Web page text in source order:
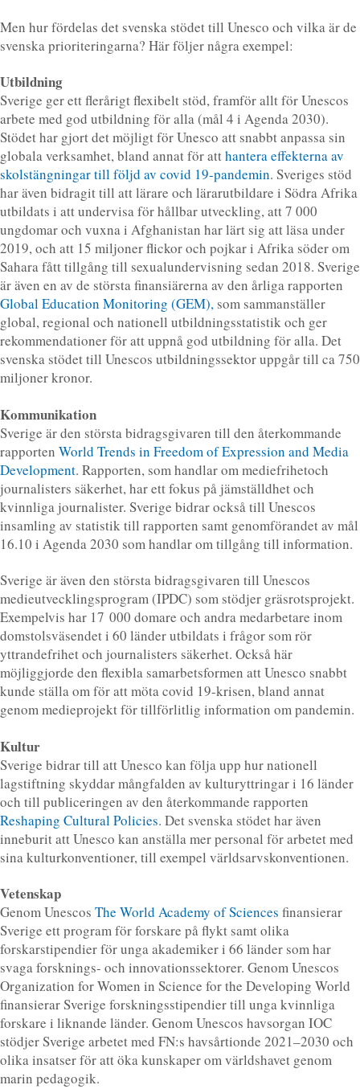
Men hur fördelas det svenska stödet till Unesco och vilka är de
svenska prioriteringarna? Här följer några exempel:
Utbildning
Sverige ger ett flerårigt flexibelt stöd, framför allt för Unescos
arbete med god utbildning för alla (mål 4 i Agenda 2030).
Stödet har gjort det möjligt för Unesco att snabbt anpassa sin
globala verksamhet, bland annat för atthantera effekterna av
skolstängningar till följd av covid 19-pandemin. Sveriges stöd
har även bidragit till att lärare och lärarutbildare i Södra Afrika
utbildats i att undervisa för hållbar utveckling, att 7 000
ungdomar och vuxna i Afghanistan har lärt sig att läsa under
2019, och att 15 miljoner flickor och pojkar i Afrika söder om
Sahara fått tillgång till sexualundervisning sedan 2018. Sverige
är även en av de största finansiärerna av den årliga rapporten
Global Education Monitoring (GEM), som sammanställer
global, regional och nationell utbildningsstatistik och ger
rekommendationer för att uppnå god utbildning för alla. Det
svenska stödet till Unescos utbildningssektor uppgår till ca 750
miljoner kronor.
Kommunikation
Sverige är den största bidragsgivaren till den återkommande
rapporten World Trends in Freedom of Expression and Media
Development. Rapporten, som handlar om mediefrihetoch
journalisters säkerhet, har ett fokus på jämställdhet och
kvinnliga journalister. Sverige bidrar också till Unescos
insamling av statistik till rapporten samt genomförandet av mål
16.10 i Agenda 2030 som handlar om tillgång till information.
Sverige är även den största bidragsgivaren till Unescos
medieutvecklingsprogram (IPDC) som stödjer gräsrotsprojekt.
Exempelvis har 17 000 domare och andra medarbetare inom
domstolsväsendet i 60 länder utbildats i frågor som rör
yttrandefrihet och journalisters säkerhet. Också här
möjliggjorde den flexibla samarbetsformen att Unesco snabbt
kunde ställa om för att möta covid 19-krisen, bland annat
genom medieprojekt för tillförlitlig information om pandemin.
Kultur
Sverige bidrar till att Unesco kan följa upp hur nationell
lagstiftning skyddar mångfalden av kulturyttringar i 16 länder
och till publiceringen av den återkommande rapporten
Reshaping Cultural Policies. Det svenska stödet har även
inneburit att Unesco kan anställa mer personal för arbetet med
sina kulturkonventioner, till exempel världsarvskonventionen.
Vetenskap
Genom Unescos The World Academy of Sciences finansierar
Sverige ett program för forskare på flykt samt olika
forskarstipendier för unga akademiker i 66 länder som har
svaga forsknings- och innovationssektorer. Genom Unescos
Organization for Women in Science for the Developing World
finansierar Sverige forskningsstipendier till unga kvinnliga
forskare i liknande länder. Genom Unescos havsorgan IOC
stödjer Sverige arbetet med FN:s havsårtionde 2021–2030 och
olika insatser för att öka kunskaper om världshavet genom
marin pedagogik.